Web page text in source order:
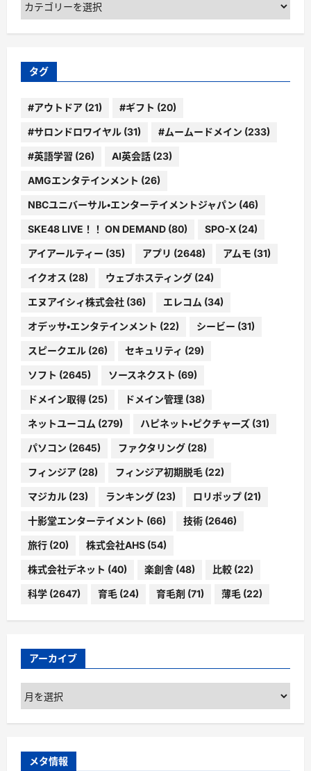
ゴ
ー
タグ
#アウトドア (21) #ギフト (20)
#サロンドロワイヤル (31) #ムームードメイン (233)
#英語学習 (26) AI英会話 (23)
AMGエンタテインメント (26)
NBCユニバーサル・エンターテイメントジャパン (46)
SKE48 LIVE！！ ON DEMAND (80) SPO-X (24)
アイアールティー (35) アプリ (2648) アムモ (31)
イクオス (28) ウェブホスティング (24)
エヌアイシィ株式会社 (36) エレコム (34)
オデッサ・エンタテインメント (22) シービー (31)
スピークエル (26) セキュリティ (29)
ソフト (2645) ソースネクスト (69)
ドメイン取得 (25) ドメイン管理 (38)
ネットユーコム (279) ハピネット・ピクチャーズ (31)
パソコン (2645) ファクタリング (28)
フィンジア (28) フィンジア初期脱毛 (22)
マジカル (23) ランキング (23) ロリポップ (21)
十影堂エンターテイメント (66) 技術 (2646)
旅行 (20) 株式会社AHS (54)
株式会社デネット (40) 楽創舎 (48) 比較 (22)
科学 (2647) 育毛 (24) 育毛剤 (71) 薄毛 (22)
アーカイブ
ア
ー
カ
ブ
メタ情報